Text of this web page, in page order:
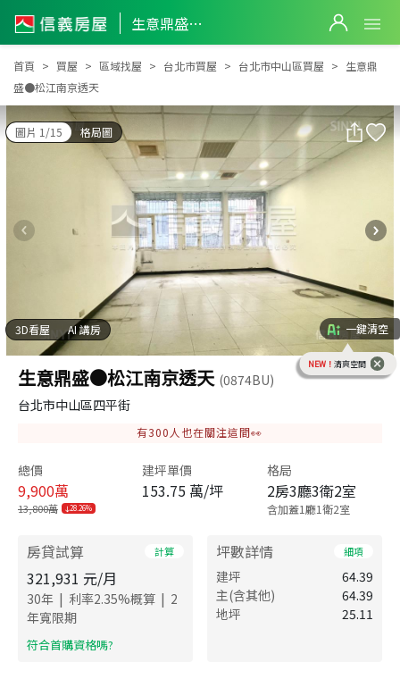
生意鼎盛●松江南京透天
生意鼎盛●松江南京透天
首頁 買屋 區域找屋 台北市買屋 台北市中山區買屋
生意鼎
盛●松江南京透天
圖片 1/15 格局圖
3D看屋 AI 講房 一鍵清空
NEW！ 清爽空間
生意鼎盛●松江南京透天 (0874BU)
台北市中山區四平街
有300 人也在關注這間👀
總價
9,900萬
13,800萬 28.26%
建坪單價
153.75 萬/坪
格局
2房3廳3衛2室
含加蓋1廳1衛2室
房貸試算 計算
321,931 元/月
30年 | 利率2.35%概算 | 2
年寬限期
​符合首購資格嗎?
坪數詳情 細項
建坪
64.39
主(含其他)
64.39
地坪
25.11